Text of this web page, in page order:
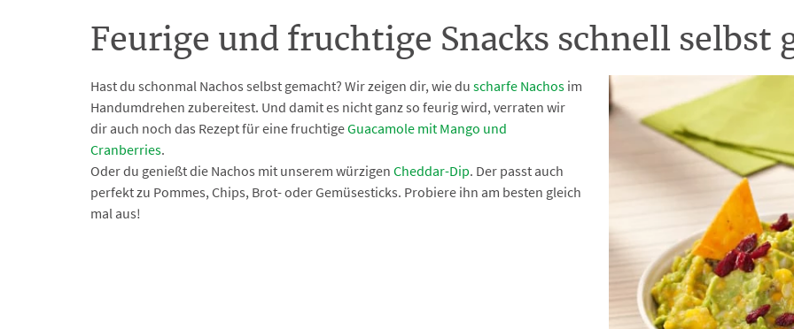
Feurige und fruchtige Snacks schnell selbst
Hast du schonmal Nachos selbst gemacht? Wir zeigen dir, wie du scharfe Nachos im
Handumdrehen zubereitest. Und damit es nicht ganz so feurig wird, verraten wir
dir auch noch das Rezept für eine fruchtigeGuacamole mit Mango und
Cranberries.
Oder du genießt die Nachos mit unserem würzigen Cheddar-Dip. Der passt auch
perfekt zu Pommes, Chips, Brot- oder Gemüsesticks. Probiere ihn am besten gleich
mal aus!